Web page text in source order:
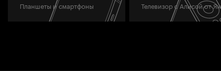
Планшеты и смартфоны Телевизор с Алисой от